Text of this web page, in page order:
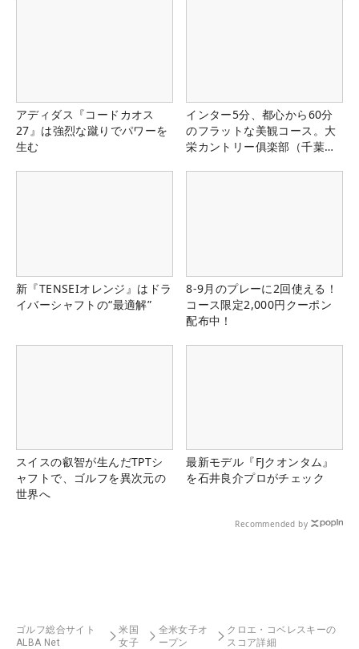
アディダス『コードカオス
27』は強烈な蹴りでパワーを
生む
インター5分、都心から60分
のフラットな美観コース。大
栄カントリー俱楽部（千葉
新『TENSEIオレンジ』はドラ
イバーシャフトの“最適解”
8-9月のプレーに2回使える！
コース限定2,000円クーポン
配布中！
スイスの叡智が生んだTPTシ
ャフトで、ゴルフを異次元の
世界へ
最新モデル『FJクオンタム』
を石井良介プロがチェック
Recommended by
ゴルフ総合サイト
ALBA Net
米国
女子
全米女子オ
ープン
クロエ・コベレスキーの
スコア詳細